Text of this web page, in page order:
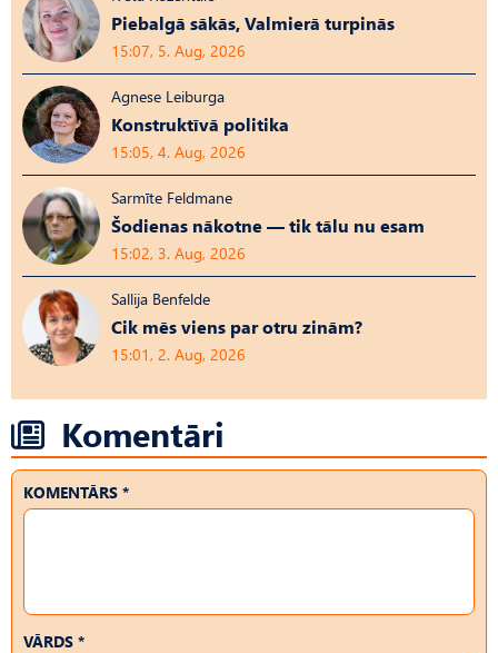
Piebalgā sākās, Valmierā turpinās
15:07, 5. Aug, 2026
Agnese Leiburga
Konstruktīvā politika
15:05, 4. Aug, 2026
Sarmīte Feldmane
Šodienas nākotne — tik tālu nu esam
15:02, 3. Aug, 2026
Sallija Benfelde
Cik mēs viens par otru zinām?
15:01, 2. Aug, 2026
Komentāri
KOMENTĀRS *
VĀRDS *